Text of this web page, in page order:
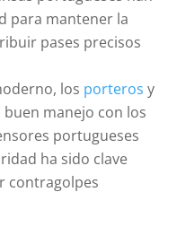
para mantener la
pases precisos
los porteros y
manejo con los
portugueses
ha sido clave
contragolpes